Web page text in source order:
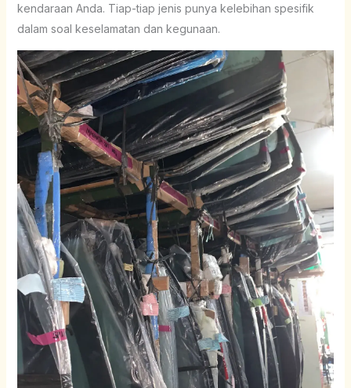
kendaraan Anda. Tiap-tiap jenis punya kelebihan spesifik
dalam soal keselamatan dan kegunaan.